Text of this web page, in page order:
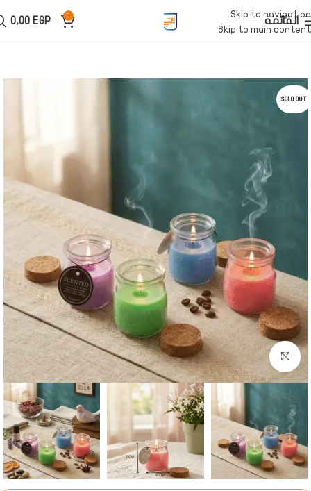
Skip to navigation
Skip to main content
القائمة 0
0,00 EGP
SOLD OUT
Click to enlarge